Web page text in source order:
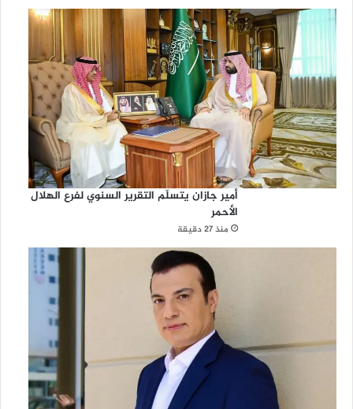
أمير جازان يتسلّم التقرير السنوي لفرع الهلال
الأحمر
منذ 27 دقيقة